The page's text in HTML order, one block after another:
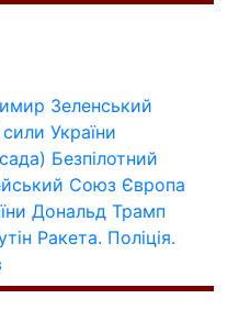
Зеленський
України
Безпілотний
Союз Європа
Дональд Трамп
Ракета. Поліція.